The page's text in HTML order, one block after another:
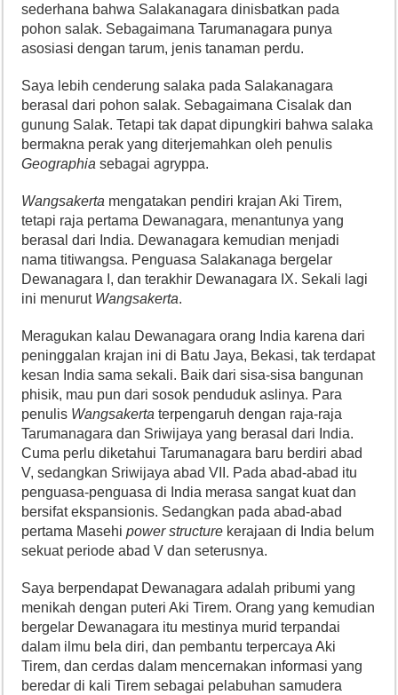
sederhana bahwa Salakanagara dinisbatkan pada
pohon salak. Sebagaimana Tarumanagara punya
asosiasi dengan tarum, jenis tanaman perdu.
Saya lebih cenderung salaka pada Salakanagara
berasal dari pohon salak. Sebagaimana Cisalak dan
gunung Salak. Tetapi tak dapat dipungkiri bahwa salaka
bermakna perak yang diterjemahkan oleh penulis
Geographia sebagai agryppa.
Wangsakerta mengatakan pendiri krajan Aki Tirem,
tetapi raja pertama Dewanagara, menantunya yang
berasal dari India. Dewanagara kemudian menjadi
nama titiwangsa. Penguasa Salakanaga bergelar
Dewanagara I, dan terakhir Dewanagara IX. Sekali lagi
ini menurut Wangsakerta.
Meragukan kalau Dewanagara orang India karena dari
peninggalan krajan ini di Batu Jaya, Bekasi, tak terdapat
kesan India sama sekali. Baik dari sisa-sisa bangunan
phisik, mau pun dari sosok penduduk aslinya. Para
penulis Wangsakerta terpengaruh dengan raja-raja
Tarumanagara dan Sriwijaya yang berasal dari India.
Cuma perlu diketahui Tarumanagara baru berdiri abad
V, sedangkan Sriwijaya abad VII. Pada abad-abad itu
penguasa-penguasa di India merasa sangat kuat dan
bersifat ekspansionis. Sedangkan pada abad-abad
pertama Masehipower structure kerajaan di India belum
sekuat periode abad V dan seterusnya.
Saya berpendapat Dewanagara adalah pribumi yang
menikah dengan puteri Aki Tirem. Orang yang kemudian
bergelar Dewanagara itu mestinya murid terpandai
dalam ilmu bela diri, dan pembantu terpercaya Aki
Tirem, dan cerdas dalam mencernakan informasi yang
beredar di kali Tirem sebagai pelabuhan samudera